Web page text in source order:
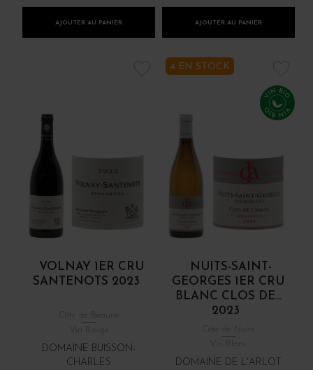
AJOUTER AU PANIER AJOUTER AU PANIER
VOLNAY 1ER CRU
SANTENOTS 2023
DOMAINE BUISSON-
CHARLES
4 EN STOCK
NUITS-SAINT-
GEORGES 1ER CRU
BLANC CLOS DE...
2023
DOMAINE DE L'ARLOT